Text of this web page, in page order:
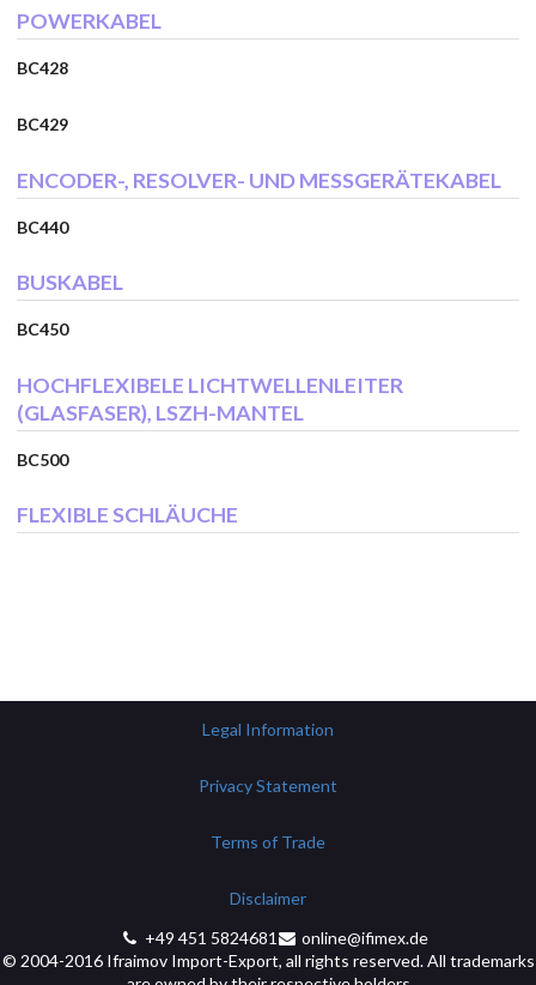
POWERKABEL
BC428
BC429
ENCODER-, RESOLVER- UND MESSGERÄTEKABEL
BC440
BUSKABEL
BC450
HOCHFLEXIBELE LICHTWELLENLEITER
(GLASFASER), LSZH-MANTEL
BC500
FLEXIBLE SCHLÄUCHE
Legal Information
Privacy Statement
Terms of Trade
Disclaimer
+49 451 5824681
online@ifimex.de
© 2004-2016 Ifraimov Import-Export, all rights reserved. All trademarks